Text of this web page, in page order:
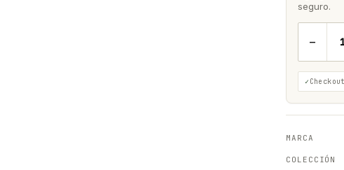
seguro.
−
MARCA
COLECCIÓN